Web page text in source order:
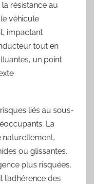
résistance au
véhicule
impactant
tout en
un point
liés au sous-
La
naturellement,
ou glissantes,
plus risquées.
des